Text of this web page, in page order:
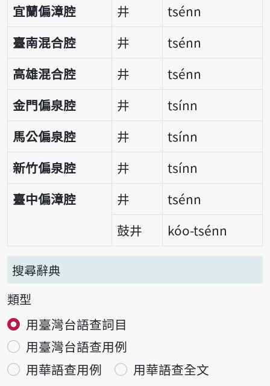
宜蘭偏漳腔
井
tsénn
臺南混合腔
井
tsénn
高雄混合腔
井
tsénn
金門偏泉腔
井
tsínn
馬公偏泉腔
井
tsínn
新竹偏泉腔
井
tsínn
臺中偏漳腔
井
tsénn
鼓井
kóo-tsénn
搜尋辭典
類型
用臺灣台語查詞目
用臺灣台語查用例
用華語查用例
用華語查全文